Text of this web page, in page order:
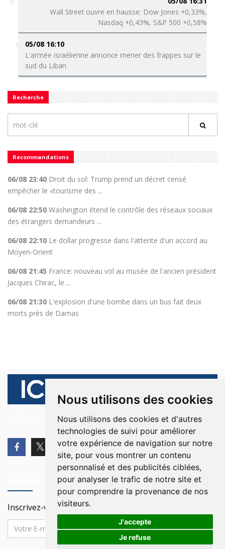
Nous utilisons des cookies
Nous utilisons des cookies et d'autres
technologies de suivi pour améliorer
votre expérience de navigation sur notre
site, pour vous montrer un contenu
personnalisé et des publicités ciblées,
pour analyser le trafic de notre site et
pour comprendre la provenance de nos
visiteurs.
J'accepte
Je refuse
Wall Street ouvre en hausse: Dow Jones +0,33%,
Nasdaq +0,43%, S&P 500 +0,58%
05/08 16:10
L'armée israélienne annonce mener des frappes sur le
sud du Liban
Recherche
Recommandations
06/08 23:40 Droit du sol: Trump prend un décret censé
empêcher le «tourisme des ...
06/08 22:50 Washington étend le contrôle des réseaux sociaux
des étrangers demandeurs ...
06/08 22:10 Le dollar progresse dans l'attente d'un accord au
Moyen-Orient
06/08 21:45 France: nouveau vol au musée de l'ancien président
Jacques Chirac, le ...
06/08 21:30 L'explosion d'une bombe dans un bus fait deux
morts près de Damas
© 2026 Ici Beyrouth. Tous les droits sont réservés.
Inscrivez-vous à notre Newsletter